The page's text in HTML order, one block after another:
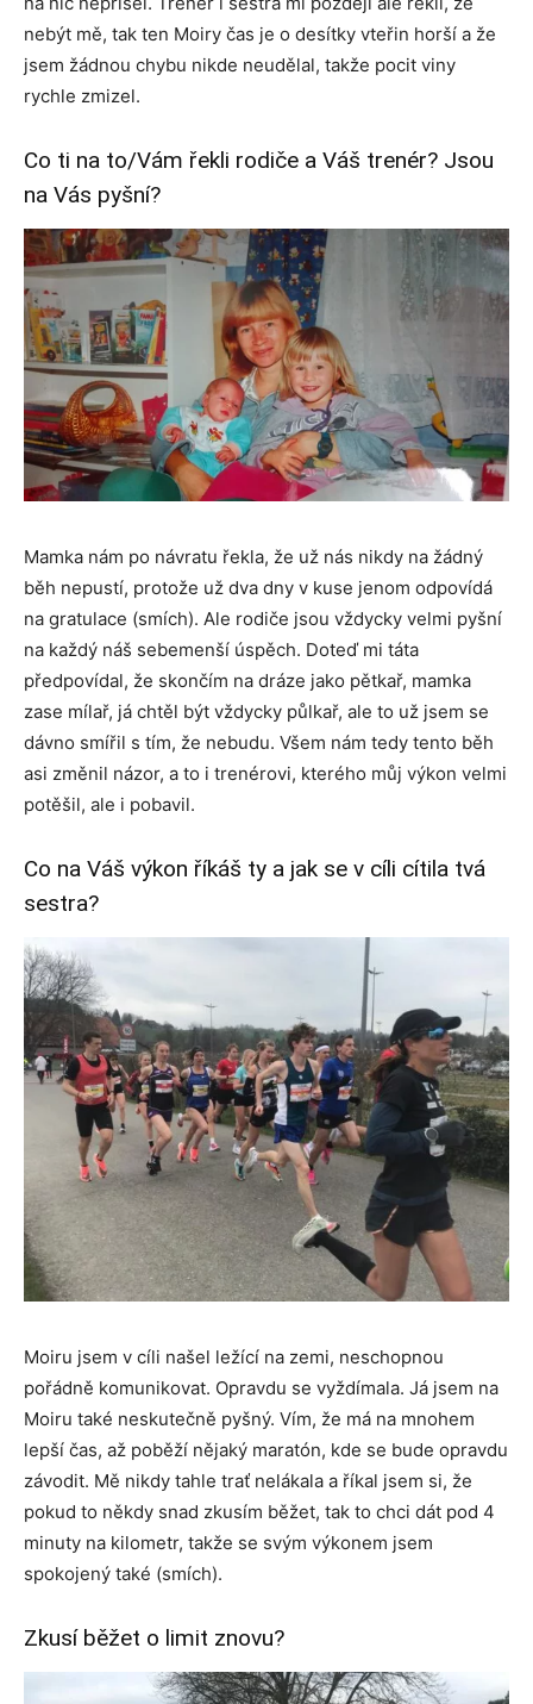
nebýt mě, tak ten Moiry čas je o desítky vteřin horší a že
jsem žádnou chybu nikde neudělal, takže pocit viny
rychle zmizel.
Co ti na to/Vám řekli rodiče a Váš trenér? Jsou
na Vás pyšní?
Mamka nám po návratu řekla, že už nás nikdy na žádný
běh nepustí, protože už dva dny v kuse jenom odpovídá
na gratulace (smích). Ale rodiče jsou vždycky velmi pyšní
na každý náš sebemenší úspěch. Doteď mi táta
předpovídal, že skončím na dráze jako pětkař, mamka
zase mílař, já chtěl být vždycky půlkař, ale to už jsem se
dávno smířil s tím, že nebudu. Všem nám tedy tento běh
asi změnil názor, a to i trenérovi, kterého můj výkon velmi
potěšil, ale i pobavil.
Co na Váš výkon říkáš ty a jak se v cíli cítila tvá
sestra?
Moiru jsem v cíli našel ležící na zemi, neschopnou
pořádně komunikovat. Opravdu se vyždímala. Já jsem na
Moiru také neskutečně pyšný. Vím, že má na mnohem
lepší čas, až poběží nějaký maratón, kde se bude opravdu
závodit. Mě nikdy tahle trať nelákala a říkal jsem si, že
pokud to někdy snad zkusím běžet, tak to chci dát pod 4
minuty na kilometr, takže se svým výkonem jsem
spokojený také (smích).
Zkusí běžet o limit znovu?